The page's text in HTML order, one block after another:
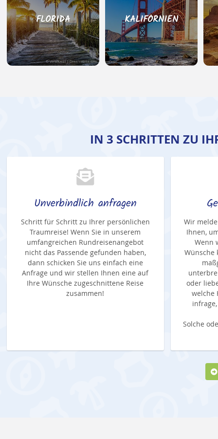
FLORIDA
© Ventdusud | Dreamstime.com
KALIFORNIEN
© lunamarina | Fotolia.com
IN 3 SCHRITTEN ZU
Unverbindlich anfragen
Schritt für Schritt zu Ihrer persönlichen
Traumreise! Wenn Sie in unserem
umfangreichen Rundreisenangebot
nicht das Passende gefunden haben,
dann schicken Sie uns einfach eine
Anfrage und wir stellen Ihnen eine auf
Ihre Wünsche zugeschnittene Reise
zusammen!
Wir
Ihnen,
Wenn
Wünsche
oder
welche
Solche